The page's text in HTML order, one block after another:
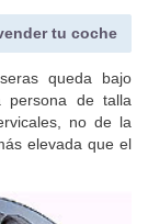
tu coche
queda bajo
persona de talla
no de la
elevada que el